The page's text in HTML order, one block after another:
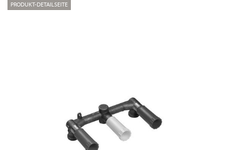
PRODUKT-DETAILSEITE